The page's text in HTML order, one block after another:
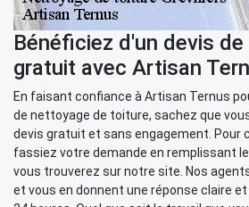
Bénéficiez d'un devis
gratuit avec Artisan
En faisant confiance à Artisan Ternus
de nettoyage de toiture, sachez que
devis gratuit et sans engagement. Pour
fassiez votre demande en remplissant
vous trouverez sur notre site. Nos
et vous en donnent une réponse claire